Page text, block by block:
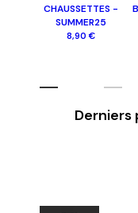
CHAUSSETTES -
SUMMER25
8,90 €